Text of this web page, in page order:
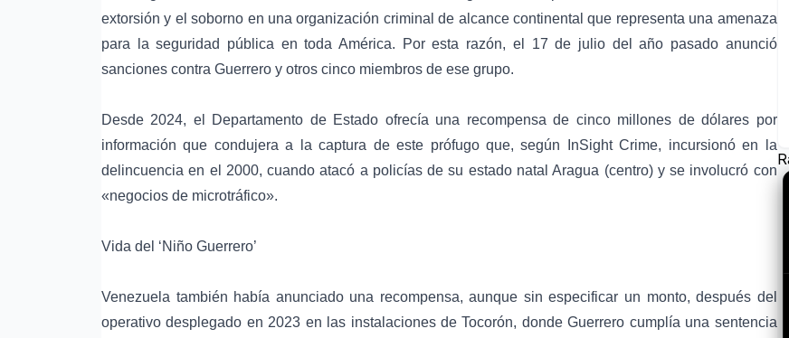
extorsión y el soborno en una organización criminal de alcance continental que representa una amenaza
para la seguridad pública en toda América. Por esta razón, el 17 de julio del año pasado anunció
sanciones contra Guerrero y otros cinco miembros de ese grupo.
Desde 2024, el Departamento de Estado ofrecía una recompensa de cinco millones de dólares por
información que condujera a la captura de este prófugo que, según InSight Crime, incursionó en la
delincuencia en el 2000, cuando atacó a policías de su estado natal Aragua (centro) y se involucró con
«negocios de microtráfico».
Vida del ‘Niño Guerrero’
Venezuela también había anunciado una recompensa, aunque sin especificar un monto, después del
operativo desplegado en 2023 en las instalaciones de Tocorón, donde Guerrero cumplía una sentencia